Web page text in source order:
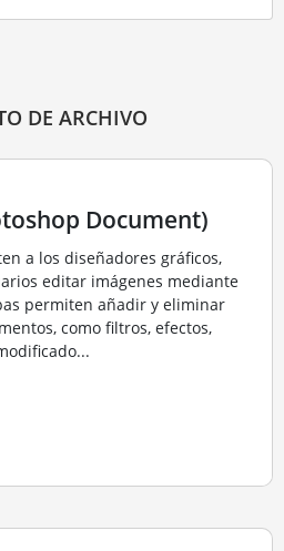
DE ARCHIVO
Document)
a los diseñadores gráficos,
editar imágenes mediante
permiten añadir y eliminar
como filtros, efectos,